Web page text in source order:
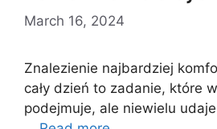
March 16, 2024
Znalezienie najbardziej
cały dzień to zadanie, które
podejmuje, ale niewielu